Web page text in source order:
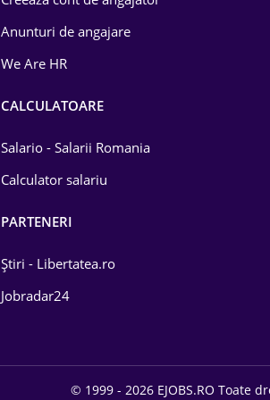
Anunturi de angajare
We Are HR
CALCULATOARE
Salario - Salarii Romania
Calculator salariu
PARTENERI
Știri - Libertatea.ro
Jobradar24
© 1999 - 2026 EJOBS.RO Toate